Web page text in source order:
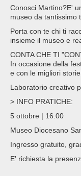
VOLONTARI
PRESS
Conosci Martino?E'
museo da tantissimo
Porta con te chi ti
insieme il museo e
CONTA CHE TI
In occasione della
e con le migliori
Laboratorio creativo
> INFO PRATICHE:
5 ottobre | 16.00
Museo Diocesano
Ingresso gratuito,
E' richiesta la